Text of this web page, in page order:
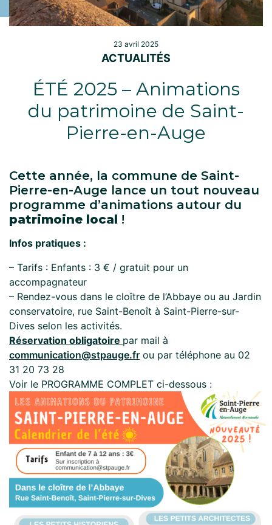
23 avril 2025
ACTUALITÉS
ÉTÉ 2025 – Animations
du patrimoine de Saint-
Pierre-en-Auge
Cette année, la commune de Saint-
Pierre-en-Auge lance un tout nouveau
programme d’animations autour du
patrimoine local !
Infos pratiques :
– Tarifs : Enfants : 3 € / gratuit pour un
accompagnateur
– Rendez-vous dans le cloître de l’Abbaye ou au Jardin
conservatoire, rue Saint-Benoît à Saint-Pierre-sur-
Dives selon les activités.
Réservation obligatoire par mail à
communication@stpauge.fr ou par téléphone au 02
31 20 73 28
Voir le PROGRAMME COMPLET ci-dessous :